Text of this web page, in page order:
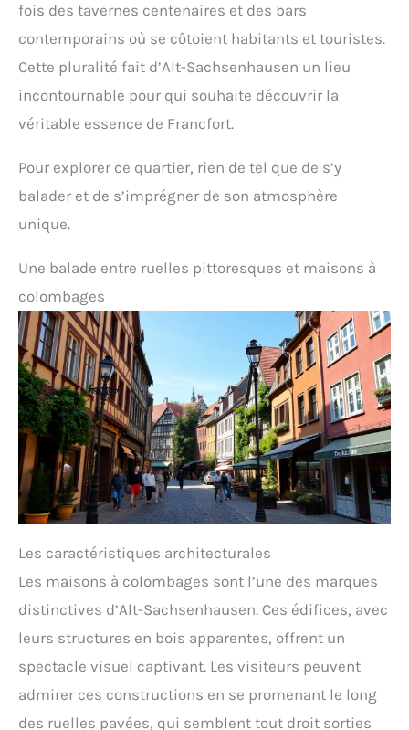
fois des tavernes centenaires et des bars
contemporains où se côtoient habitants et touristes.
Cette pluralité fait d’Alt-Sachsenhausen un lieu
incontournable pour qui souhaite découvrir la
véritable essence de Francfort.
Pour explorer ce quartier, rien de tel que de s’y
balader et de s’imprégner de son atmosphère
unique.
Une balade entre ruelles pittoresques et maisons à
colombages
Les caractéristiques architecturales
Les maisons à colombages sont l’une des marques
distinctives d’Alt-Sachsenhausen. Ces édifices, avec
leurs structures en bois apparentes, offrent un
spectacle visuel captivant. Les visiteurs peuvent
admirer ces constructions en se promenant le long
des ruelles pavées, qui semblent tout droit sorties